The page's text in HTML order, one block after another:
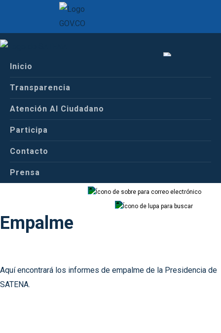
Inicio
Transparencia
Atención Al Ciudadano
Participa
Contacto
Prensa
Inicio
Conoce a Satena
Informes de
Empalme
Aquí encontrará los informes de empalme de la Presidencia de
SATENA.